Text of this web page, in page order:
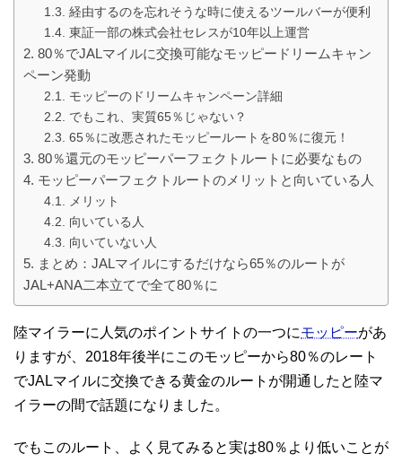
経由するのを忘れそうな時に使えるツールバーが便利
東証一部の株式会社セレスが10年以上運営
80％でJALマイルに交換可能なモッピードリームキャン
ペーン発動
モッピーのドリームキャンペーン詳細
でもこれ、実質65％じゃない？
65％に改悪されたモッピールートを80％に復元！
80％還元のモッピーパーフェクトルートに必要なもの
モッピーパーフェクトルートのメリットと向いている人
メリット
向いている人
向いていない人
まとめ：JALマイルにするだけなら65％のルートが
JAL+ANA二本立てで全て80％に
陸マイラーに人気のポイントサイトの一つにモッピーがあ
りますが、2018年後半にこのモッピーから80％のレート
でJALマイルに交換できる黄金のルートが開通したと陸マ
イラーの間で話題になりました。
でもこのルート、よく見てみると実は80％より低いことが